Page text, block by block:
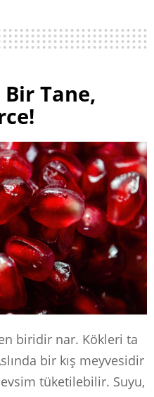
Bir Tane,
biridir nar. Kökleri ta
bir kış meyvesidir
tüketilebilir. Suyu,